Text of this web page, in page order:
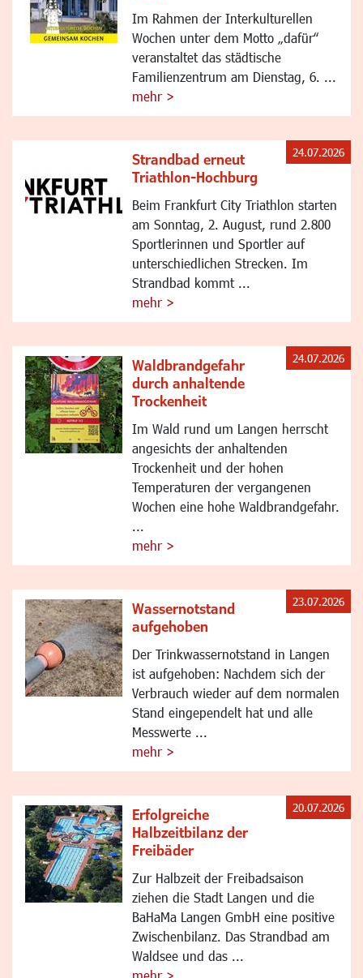
Im Rahmen der Interkulturellen
Wochen unter dem Motto „dafür“
veranstaltet das städtische
Familienzentrum am Dienstag, 6. ...
mehr >
Strandbad erneut
Triathlon-Hochburg
Beim Frankfurt City Triathlon starten
am Sonntag, 2. August, rund 2.800
Sportlerinnen und Sportler auf
unterschiedlichen Strecken. Im
Strandbad kommt ...
mehr >
24.07.2026
Waldbrandgefahr
durch anhaltende
Trockenheit
Im Wald rund um Langen herrscht
angesichts der anhaltenden
Trockenheit und der hohen
Temperaturen der vergangenen
Wochen eine hohe Waldbrandgefahr.
...
mehr >
24.07.2026
Wassernotstand
aufgehoben
Der Trinkwassernotstand in Langen
ist aufgehoben: Nachdem sich der
Verbrauch wieder auf dem normalen
Stand eingependelt hat und alle
Messwerte ...
mehr >
23.07.2026
Erfolgreiche
Halbzeitbilanz der
Freibäder
Zur Halbzeit der Freibadsaison
ziehen die Stadt Langen und die
BaHaMa Langen GmbH eine positive
Zwischenbilanz. Das Strandbad am
Waldsee und das ...
20.07.2026